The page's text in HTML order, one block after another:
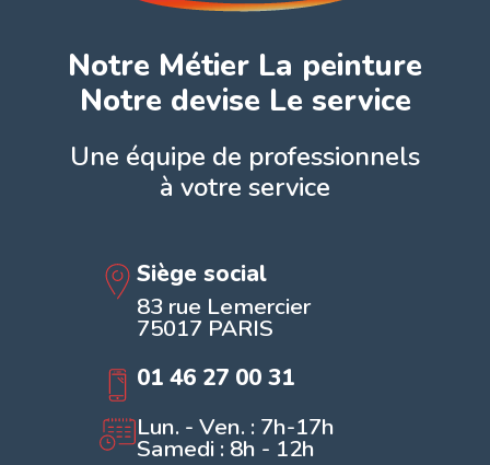
Notre Métier La peinture
Notre devise Le service
Une équipe de professionnels
à votre service
Siège social
83 rue Lemercier
75017 PARIS
01 46 27 00 31
Lun. - Ven. : 7h-17h
Samedi : 8h - 12h